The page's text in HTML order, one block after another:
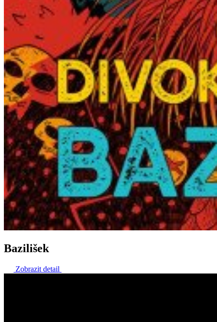
Bazilišek
Zobrazit detail